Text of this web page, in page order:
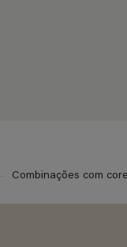
Combinações com